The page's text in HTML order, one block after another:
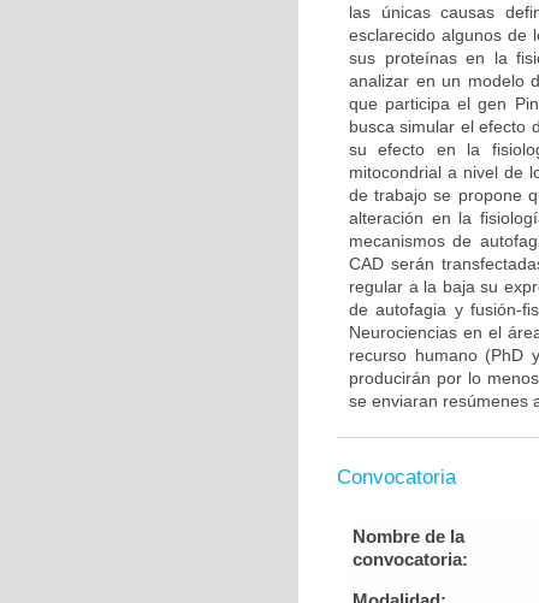
las únicas causas
esclarecido algunos de
sus proteínas en la
analizar en un modelo
que participa el gen
busca simular el efecto
su efecto en la
mitocondrial a nivel de
de trabajo se propone
alteración en la
mecanismos de
CAD serán
regular a la baja su
de autofagia y fusión-
Neurociencias en el
recurso humano (PhD
producirán por lo
se enviaran resúmenes
Convocatoria
Nombre de la
convocatoria: